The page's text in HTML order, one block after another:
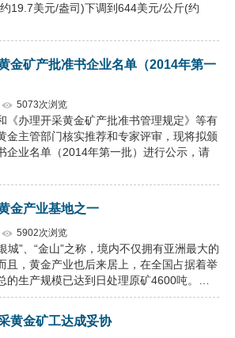
19.7美元/盎司)下调到644美元/公斤(约
金矿产批准书企业名单（2014年第一
5073次浏览
《办理开采黄金矿产批准书管理规定》等有
金主管部门核实推荐和专家评审，现将拟颁
企业名单（2014年第一批）进行公示，请
金产业基地之一
5902次浏览
城”、“金山”之称，境内不仅拥有亚洲最大的
，黄金产业也后来居上，在全国占据着举
的生产规模已达到日处理原矿4600吨。…
黄金矿工达成妥协